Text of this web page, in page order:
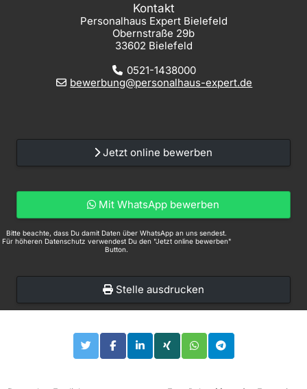
Kontakt
Personalhaus Expert Bielefeld
Obernstraße 29b
33602 Bielefeld
0521-1438000
bewerbung@personalhaus-expert.de
Jetzt online bewerben
Mit WhatsApp bewerben
Bitte beachte, dass Du damit Daten über WhatsApp an uns sendest.
Für höheren Datenschutz verwendest Du den "Jetzt online bewerben"
Button.
Stelle ausdrucken